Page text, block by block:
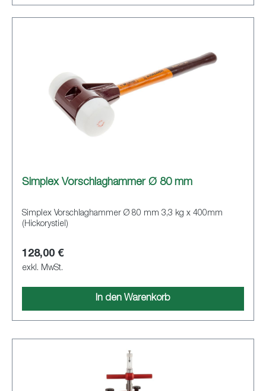
Simplex Vorschlaghammer Ø 80 mm
Simplex Vorschlaghammer Ø 80 mm 3,3 kg x 400mm
(Hickorystiel)
128,00 €
exkl. MwSt.
In den Warenkorb